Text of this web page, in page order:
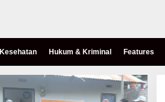
Kesehatan Hukum & Kriminal Features